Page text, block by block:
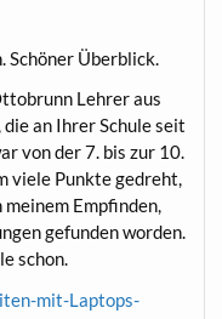
Schö­ner Überblick.
Leh­rer aus
an Ihrer Schu­le seit
von der 7. bis zur 10.
vie­le Punk­te gedreht,
Emp­fin­den,
gefun­den wor­den.
schon.
mit-Laptops-